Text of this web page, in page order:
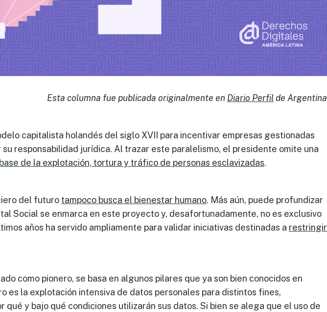
Esta columna fue publicada originalmente en Diario Perfilde Argentina
capitalista holandés del siglo XVII para incentivar empresas gestionadas
responsabilidad jurídica. Al trazar este paralelismo, el presidente omite una
de la explotación, tortura y tráfico de personas esclavizadas.
del futuro tampoco busca el bienestar humano. Más aún, puede profundizar
Social se enmarca en este proyecto y, desafortunadamente, no es exclusivo
años ha servido ampliamente para validar iniciativas destinadas a restringir
como pionero, se basa en algunos pilares que ya son bien conocidos en
es la explotación intensiva de datos personales para distintos fines,
y bajo qué condiciones utilizarán sus datos. Si bien se alega que el uso de